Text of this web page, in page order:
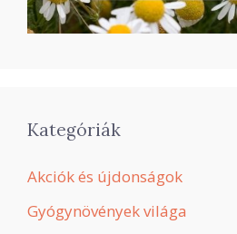
Kategóriák
Akciók és újdonságok
Gyógynövények világa